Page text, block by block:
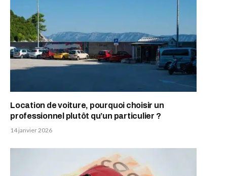
Location de voiture, pourquoi choisir un
professionnel plutôt qu’un particulier ?
14 janvier 2026